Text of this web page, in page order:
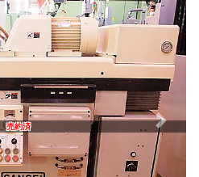
売約済 Next